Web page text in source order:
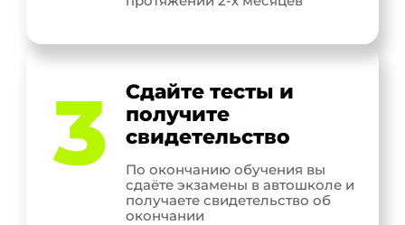
3
Сдайте тесты и
получите
свидетельство
По окончанию обучения вы
сдаёте экзамены в автошколе и
получаете свидетельство об
окончании